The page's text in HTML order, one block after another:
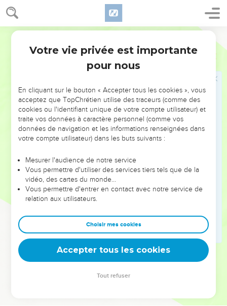
Proverbes 31
21 Elle ne redoute pas la neige pour sa famille, car chacun y
22
en pourpre.
Son mari est reconnu aux portes de la ville, lorsqu'il siège
Elle fait des chemises et les vend, et elle livre des
ceintures au marchand.
La force et l'honneur, voilà ce qui l’habille. Elle rit en
pensant à l'avenir.
plein de bonté est sur sa langue.
Elle veille à la bonne marche de sa maison, elle ne mange
pas le pain de la paresse.
Ses fils se lèvent et la disent heureuse, son mari aussi, et il
chante ses louanges :
« Bien des femmes font preuve de valeur, mais toi, tu leur
es à toutes supérieure. »
La grâce est trompeuse et la beauté est illusoire ; c'est de
Votre vie privée est importante
pour nous
En cliquant sur le bouton « Accepter tous les cookies », vous
acceptez que TopChrétien utilise des traceurs (comme des
cookies ou l'identifiant unique de votre compte utilisateur) et
traite vos données à caractère personnel (comme vos
données de navigation et les informations renseignées dans
votre compte utilisateur) dans les buts suivants :
Mesurer l'audience de notre service
Vous permettre d'utiliser des services tiers tels que de la
vidéo, des cartes du monde…
Vous permettre d'entrer en contact avec notre service de
relation aux utilisateurs.
Choisir mes cookies
Accepter tous les cookies
Tout refuser